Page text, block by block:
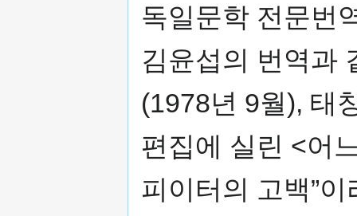
독일문학 전문번
김윤섭의 번역과
(1978년 9월), 태
편집에 실린 <어
피이터의 고백”